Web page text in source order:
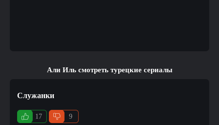
Али Иль смотреть турецкие сериалы
Служанки
17 9